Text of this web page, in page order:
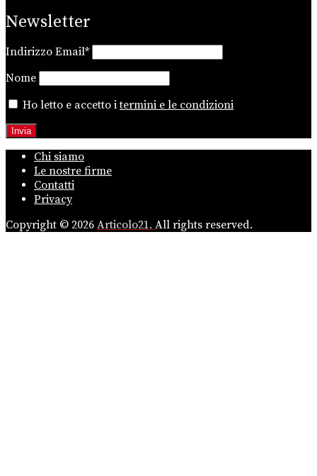
Newsletter
Indirizzo Email*
Nome
Ho letto e accetto itermini e le condizioni
Chi siamo
Le nostre firme
Contatti
Privacy
Copyright © 2026 Articolo21. All rights reserved.